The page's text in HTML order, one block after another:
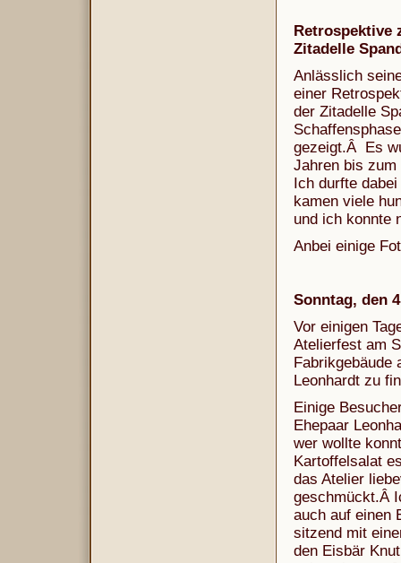
Retrospektive
Zitadelle
Anlässlich
einer
der Zitadelle
gezeigt.Â Es
Jahren bis
Ich durfte
kamen viele
und ich konnte
Anbei einige
Sonntag, den
Vor einigen
Atelierfest am
Fabrikgebäude
Leonhardt zu
Einige
Ehepaar
wer wollte
Kartoffelsalat
das Atelier
geschmückt.Â
auch auf einen
sitzend mit
den Eisbär